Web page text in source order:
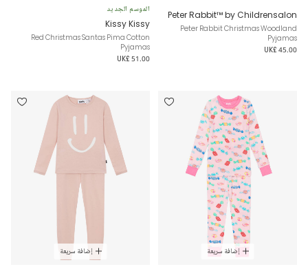
Peter Rabbit™ by Childrensalon
Peter Rabbit Christmas Woodland
Pyjamas
UK£ 45.00
الموسم الجديد
Kissy Kissy
Red Christmas Santas Pima Cotton
Pyjamas
UK£ 51.00
إضافة سريعة إضافة سريعة